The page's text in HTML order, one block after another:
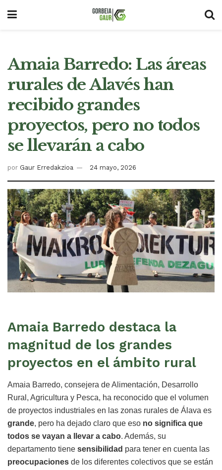
Amaia Barredo: Las áreas
rurales de Alavés han
recibido grandes
proyectos, pero no todos
se llevarán a cabo
por Gaur Erredakzioa 24 mayo, 2026
Amaia Barredo destaca la
magnitud de los grandes
proyectos en el ámbito rural
Amaia Barredo, consejera de Alimentación, Desarrollo
Rural, Agricultura y Pesca, ha reconocido que el volumen
de proyectos industriales en las zonas rurales de Álava es
grande, pero ha dejado claro que eso no significa que
todos se vayan a llevar a cabo. Además, su
departamento tiene sensibilidad para tener en cuenta las
preocupaciones de los diferentes colectivos que se están